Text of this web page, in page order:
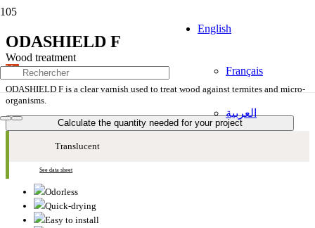
English
Français
العربية
ODASHIELD F
Wood treatment
Mat
ODASHIELD F is a clear varnish used to treat wood against termites and micro-
organisms.
Calculate the quantity needed for your project
Translucent
See data sheet
Odorless
Quick-drying
Easy to install